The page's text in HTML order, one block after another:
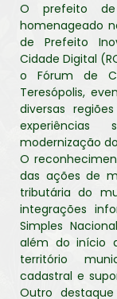
O prefeito de
homenageado
de Prefeito
Cidade Digital
o Fórum de
Teresópolis,
diversas
modernização
O
das ações de
tributária do
integrações
Simples
além do início
território
cadastral e
Outro